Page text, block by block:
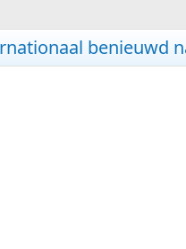
benieuwd